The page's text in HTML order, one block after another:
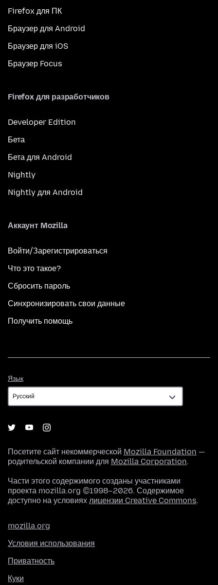
Firefox для ПК
Браузер для Android
Браузер для iOS
Браузер Focus
Firefox для разработчиков
Developer Edition
Бета
Бета для Android
Nightly
Nightly для Android
Аккаунт Mozilla
Войти/Зарегистрироваться
Что это такое?
Сбросить пароль
Синхронизировать свои данные
Получить помощь
Язык
Посетите сайт некоммерческой Mozilla Foundation —
родительской компании для Mozilla Corporation.
Части этого содержимого созданы участниками
проекта mozilla.org ©1998–2026. Содержимое
доступно на условиях лицензии Creative Commons.
mozilla.org
Условия использования
Приватность
Куки